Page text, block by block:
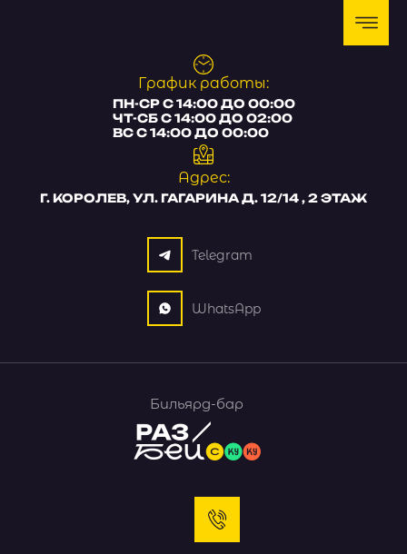
График работы:
ПН-СР С 14:00 ДО 00:00
ЧТ-СБ С 14:00 ДО 02:00
ВС С 14:00 ДО 00:00
WhatsApp
Telegram
Адрес:
Г. КОРОЛЕВ, УЛ. ГАГАРИНА Д. 12/14 , 2 ЭТАЖ
Бильярд-бар